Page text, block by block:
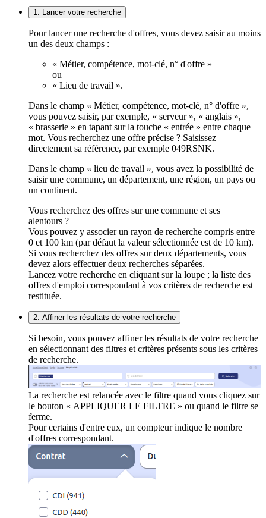
1. Lancer votre recherche
Pour lancer une recherche d'offres, vous devez saisir au moins
un des deux champs :
« Métier, compétence, mot-clé, n° d'offre »
ou
« Lieu de travail ».
Dans le champ « Métier, compétence, mot-clé, n° d'offre »,
vous pouvez saisir, par exemple, « serveur », « anglais »,
« brasserie » en tapant sur la touche « entrée » entre chaque
mot. Vous recherchez une offre précise ? Saisissez
directement sa référence, par exemple 049RSNK.
Dans le champ « lieu de travail », vous avez la possibilité de
saisir une commune, un département, une région, un pays ou
un continent.
Vous recherchez des offres sur une commune et ses
alentours ?
Vous pouvez y associer un rayon de recherche compris entre
0 et 100 km (par défaut la valeur sélectionnée est de 10 km).
Si vous recherchez des offres sur deux départements, vous
devez alors effectuer deux recherches séparées.
Lancez votre recherche en cliquant sur la loupe ; la liste des
offres d'emploi correspondant à vos critères de recherche est
restituée.
2. Affiner les résultats de votre recherche
Si besoin, vous pouvez affiner les résultats de votre recherche
en sélectionnant des filtres et critères présents sous les critères
de recherche.
La recherche est relancée avec le filtre quand vous cliquez sur
le bouton « APPLIQUER LE FILTRE » ou quand le filtre se
ferme.
Pour certains d'entre eux, un compteur indique le nombre
d'offres correspondant.